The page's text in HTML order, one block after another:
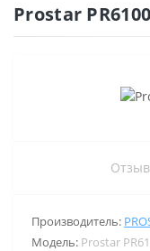
Prostar
Производитель:
Модель: Prostar